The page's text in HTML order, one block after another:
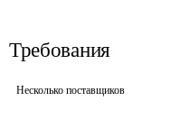
Требования
Несколько поставщиков